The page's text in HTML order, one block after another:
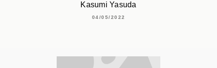
Kasumi Yasuda
04/05/2022